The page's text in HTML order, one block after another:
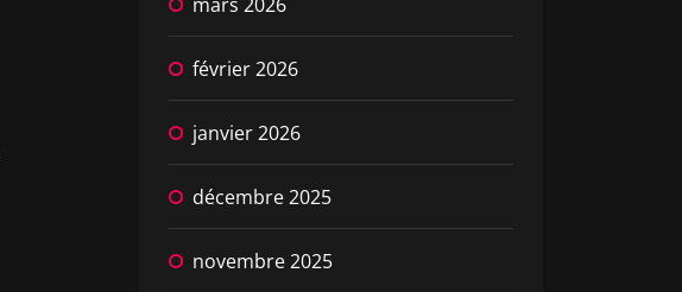
février 2026
janvier 2026
décembre 2025
novembre 2025